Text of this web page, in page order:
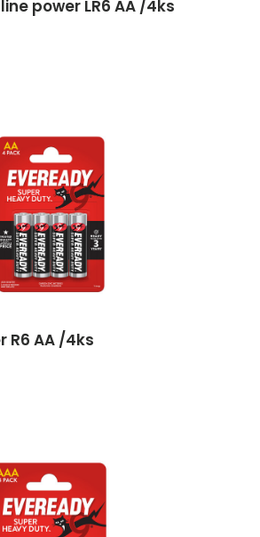
power LR6 AA /4ks
R6 AA /4ks